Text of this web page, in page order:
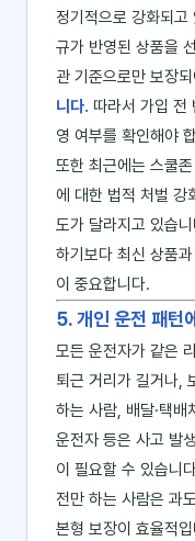
정기적으로 강화되
규가 반영된 상품을
관 기준으로만 보장되
니다. 따라서 가입 전
영 여부를 확인해야
또한 최근에는 스쿨
에 대한 법적 처벌 강
도가 달라지고 있습
하기보다 최신 상품
이 중요합니다.
5. 개인 운전 패턴
모든 운전자가 같은
퇴근 거리가 길거나,
하는 사람, 배달·택
운전자 등은 사고 발
이 필요할 수 있습니
전만 하는 사람은 과
본형 보장이 효율적